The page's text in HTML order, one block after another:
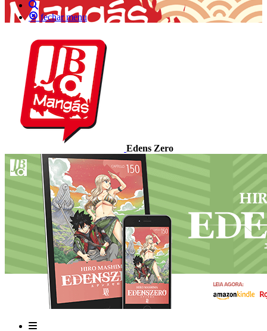
fechar menu
Edens Zero